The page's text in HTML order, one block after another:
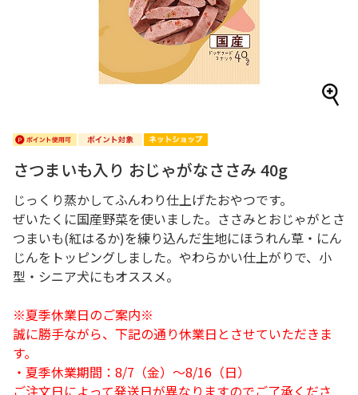
さつまいも入り おじゃがなささみ 40g
じっくり蒸かしてふんわり仕上げたおやつです。
ぜいたくに国産野菜を使いました。ささみとおじゃがとさ
つまいも(紅はるか)を練り込んだ生地にほうれん草・にん
じんをトッピングしました。やわらかい仕上がりで、小
型・シニア犬にもオススメ。
※夏季休業日のご案内※
誠に勝手ながら、下記の通り休業日とさせていただきま
す。
・夏季休業期間：8/7（金）～8/16（日）
ご注文日によって発送日が異なりますのでご了承くださ